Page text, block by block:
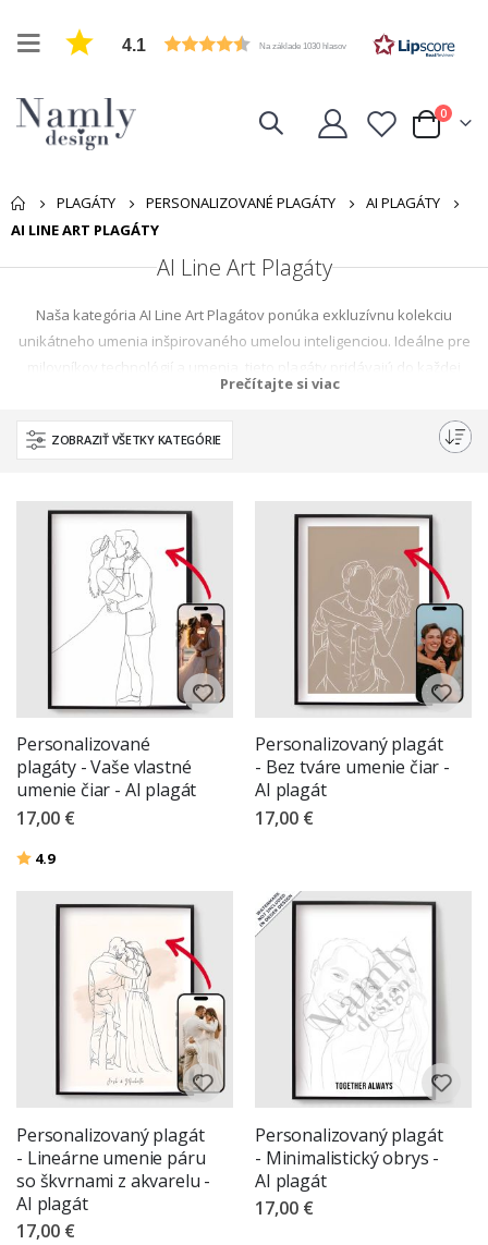
4.1 Na základe 1030 hlasov
Cart
0položky
PLAGÁTY PERSONALIZOVANÉ PLAGÁTY
AI PLAGÁTY
AI LINE ART PLAGÁTY
AI Line Art Plagáty
Naša kategória AI Line Art Plagátov ponúka exkluzívnu kolekciu
unikátneho umenia inšpirovaného umelou inteligenciou. Ideálne pre
milovníkov technológií a umenia, tieto plagáty pridávajú do každej
miestnosti moderný, geeky nádych. Každý Line Art Plagát je symbolickou
reprezentáciou zložitosti a krásy AI, čo z neho robí konverzačný kúsok,
ktorý vyniká.
Prečítajte si viac
ZOBRAZIŤ VŠETKY KATEGÓRIE
Personalizované
plagáty - Vaše vlastné
umenie čiar - AI plagát
17,00 €
Hodnotenie:
4.9z 5 hviezdičiek
Personalizovaný plagát
- Bez tváre umenie čiar -
AI plagát
17,00 €
Personalizovaný plagát
- Lineárne umenie páru
so škvrnami z akvarelu -
AI plagát
17,00 €
Personalizovaný plagát
- Minimalistický obrys -
AI plagát
17,00 €